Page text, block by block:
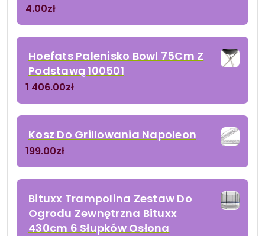
4.00zł
Hoefats Palenisko Bowl 75Cm Z
Podstawą 100501
1 406.00zł
Kosz Do Grillowania Napoleon
199.00zł
Bituxx Trampolina Zestaw Do
Ogrodu Zewnętrzna Bituxx
430cm 6 Słupków Osłona